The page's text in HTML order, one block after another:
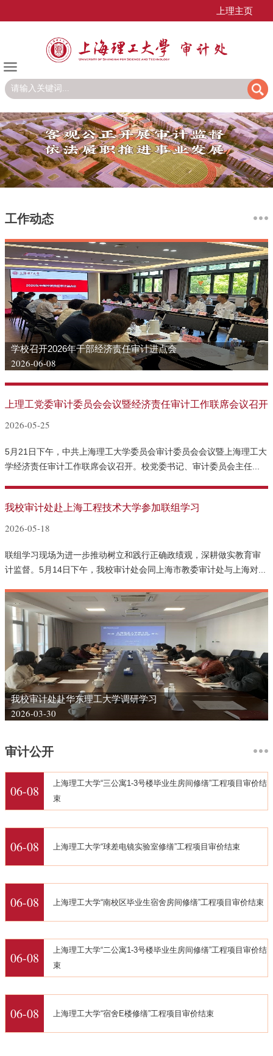
上理主页
工作动态
学校召开2026年干部经济责任审计进点会
2026-06-08
上理工党委审计委员会会议暨经济责任审计工作联席会议召开
2026-05-25
5月21日下午，中共上海理工大学委员会审计委员会会议暨上海理工大
学经济责任审计工作联席会议召开。校党委书记、审计委员会主任...
我校审计处赴上海工程技术大学参加联组学习
2026-05-18
联组学习现场为进一步推动树立和践行正确政绩观，深耕做实教育审
计监督。5月14日下午，我校审计处会同上海市教委审计处与上海对...
我校审计处赴华东理工大学调研学习
2026-03-30
审计公开
06-08
上海理工大学“三公寓1-3号楼毕业生房间修缮”工程项目审价结
束
06-08 上海理工大学“球差电镜实验室修缮”工程项目审价结束
06-08 上海理工大学“南校区毕业生宿舍房间修缮”工程项目审价结束
06-08
上海理工大学“二公寓1-3号楼毕业生房间修缮”工程项目审价结
束
06-08 上海理工大学“宿舍E楼修缮”工程项目审价结束